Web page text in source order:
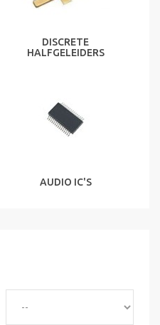
DISCRETE
HALFGELEIDERS
AUDIO IC'S